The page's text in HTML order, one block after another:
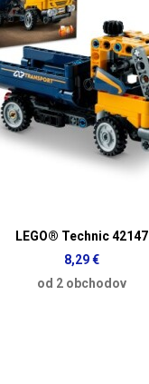
LEGO® Technic 42147
8,29 €
od 2 obchodov